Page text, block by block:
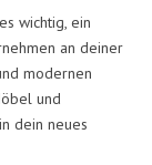
wichtig, ein
an deiner
modernen
und
dein neues